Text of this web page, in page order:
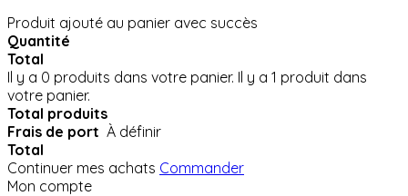
Produit ajouté au panier avec succès
Quantité
Total
Il y a 0 produits dans votre panier. Il y a 1 produit dans
votre panier.
Total produits
Frais de port À définir
Total
Continuer mes achats Commander
Mon compte